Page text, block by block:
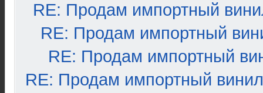
RE: Продам импортный
RE: Продам импортный
RE: Продам импортный
RE: Продам импортный винил